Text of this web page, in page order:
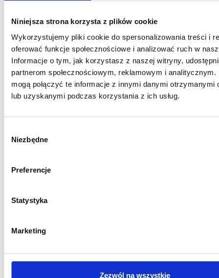
Niniejsza strona korzysta z plików cookie
Wykorzystujemy pliki cookie do spersonalizowania treści i
oferować funkcje społecznościowe i analizować ruch w
Informacje o tym, jak korzystasz z naszej witryny,
partnerom społecznościowym, reklamowym i analitycznym.
mogą połączyć te informacje z innymi danymi otrzymanymi
lub uzyskanymi podczas korzystania z ich usług.
zgody
Niezbędne
Preferencje
Statystyka
Marketing
Zezwól na wszystkie
WOJCIECH PŁAWIAK
Radca prawny | Doradca
podatkowy
+48 609 241 737
INNE SPECJALIZACJE
Postępowania karne skarbowe
Paliwa
Kontrola podatkowa